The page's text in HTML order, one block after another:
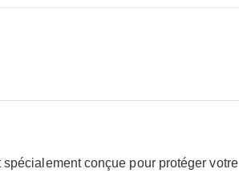
conçue pour protéger votre